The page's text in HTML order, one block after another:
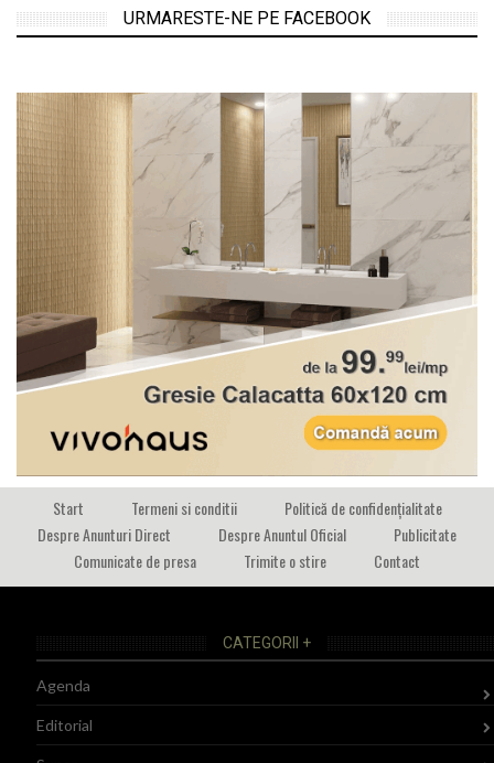
URMARESTE-NE PE FACEBOOK
Start Termeni si conditii
Politică de confidențialitate
Despre Anunturi Direct
Despre Anuntul Oficial
Publicitate
Comunicate de presa
Trimite o stire Contact
CATEGORII +
Agenda
Editorial